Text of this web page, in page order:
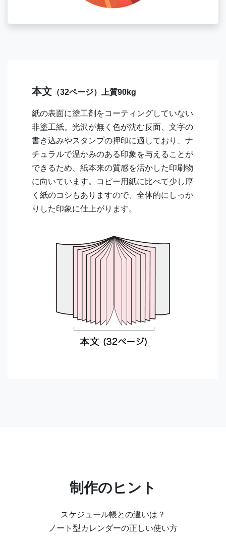
本文 （32ページ）上質90kg
紙の表面に塗工剤をコーティングしていない
非塗工紙。光沢が無く色が沈む反面、文字の
書き込みやスタンプの押印に適しており、ナ
チュラルで温かみのある印象を与えることが
できるため、紙本来の質感を活かした印刷物
に向いています。コピー用紙に比べて少し厚
く紙のコシもありますので、全体的にしっか
りした印象に仕上がります。
制作のヒント
スケジュール帳との違いは？
ノート型カレンダーの正しい使い方